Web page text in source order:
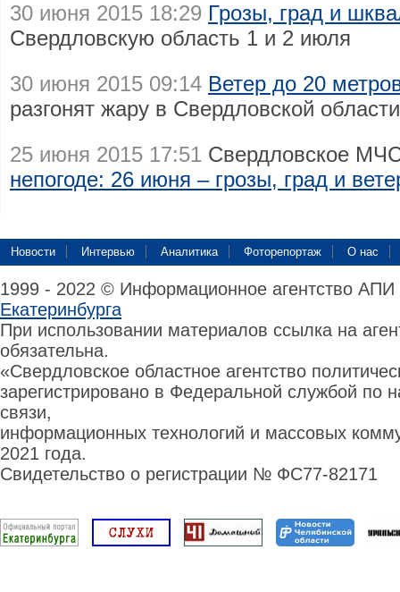
30 июня 2015 18:29 Грозы, град и
Свердловскую область 1 и 2 июля
30 июня 2015 09:14 Ветер до 20
разгонят жару в Свердловской области
25 июня 2015 17:51 Свердловское
непогоде: 26 июня – грозы, град и
Новости Интервью Аналитика Фоторепортаж О нас
1999 - 2022 © Информационное агентство
Екатеринбурга
При использовании материалов ссылка на
обязательна.
«Свердловское областное агентство
зарегистрировано в Федеральной службой по
связи,
информационных технологий и массовых
2021 года.
Свидетельство о регистрации № ФС77-82171